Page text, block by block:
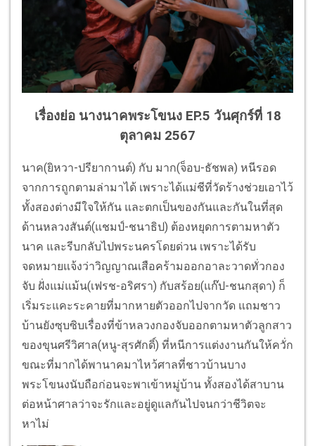
เรื่องย่อ นางนาคพระโขนง EP.5 วันศุกร์ที่ 18
ตุลาคม 2567
นาค(ยิหวา-ปรียากานต์) กับ มาก(จ็อบ-ธัชพล) หนีรอด
จากการถูกตามล่ามาได้ เพราะได้แม่ชีที่วัดร้างช่วยเอาไว้
ทั้งสองต่างมีใจให้กัน และตกเป็นของกันและกันในที่สุด
ด้านหลวงสันต์(แชมป์-ชนาธิป) ต้องหยุดการตามหาตัว
นาค และรีบกลับไปพระนครโดยด่วน เพราะได้รับ
จดหมายแจ้งว่าวิญญาณเสือคร้ามออกอาละวาดทั่วกอง
จับ ฝั่งแม่แม้น(เฟรช-อริศรา) กับสร้อย(แก๊ป-ชนกสุดา) ก็
เริ่มระแคะระคายที่มากหายตัวออกไปจากวัด แถมชาว
บ้านยังซุบซิบเรื่องที่ข้าหลวงกองจับออกตามหาตัวลูกสาว
ของขุนศรีวิศาล(หนู-สุรศักดิ์) ที่หนีการแต่งงานกันให้ควั่ก
ขณะที่มากได้พานาคมาไหว้ศาลที่ชาวบ้านบาง
พระโขนงนับถือก่อนจะพาเข้าหมู่บ้าน ทั้งสองได้สาบาน
ต่อหน้าศาลว่าจะรักและอยู่ดูแลกันไปจนกว่าชีวิตจะ
หาไม่